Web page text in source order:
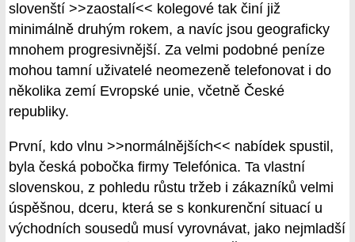
slovenští >>zaostalí<< kolegové tak činí již
minimálně druhým rokem, a navíc jsou geograficky
mnohem progresivnější. Za velmi podobné peníze
mohou tamní uživatelé neomezeně telefonovat i do
několika zemí Evropské unie, včetně České
republiky.
První, kdo vlnu >>normálnějších<< nabídek spustil,
byla česká pobočka firmy Telefónica. Ta vlastní
slovenskou, z pohledu růstu tržeb i zákazníků velmi
úspěšnou, dceru, která se s konkurenční situací u
východních sousedů musí vyrovnávat, jako nejmladší